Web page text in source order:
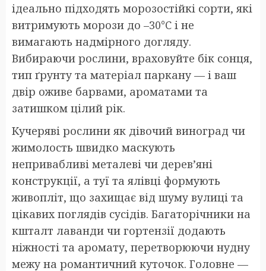
ідеально підходять морозостійкі сорти, які
витримують морози до –30°C і не
вимагають надмірного догляду.
Вибираючи рослини, враховуйте бік сонця,
тип ґрунту та матеріал паркану — і ваш
двір оживе барвами, ароматами та
затишком цілий рік.
Кучеряві рослини як дівочий виноград чи
жимолость швидко маскують
непривабливі металеві чи дерев’яні
конструкції, а туї та ялівці формують
живопліт, що захищає від шуму вулиці та
цікавих поглядів сусідів. Багаторічники на
кшталт лаванди чи гортензії додають
ніжності та аромату, перетворюючи нудну
межу на романтичний куточок. Головне —